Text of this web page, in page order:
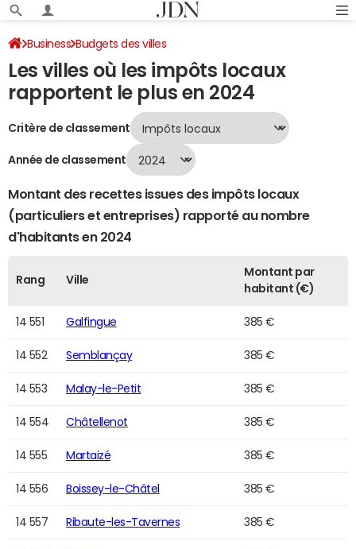
Business Budgets des villes
Classement 2024 des villes par impôts locaux Page 292
Les villes où les impôts locaux
rapportent le plus en 2024
Critère de classement
Année de classement
Montant des recettes issues des impôts locaux
(particuliers et entreprises) rapporté au nombre
d'habitants en 2024
Rang Ville
Montant par
habitant (€)
14 551 Galfingue 385 €
14 552 Semblançay 385 €
14 553 Malay-le-Petit 385 €
14 554 Châtellenot 385 €
14 555 Martaizé 385 €
14 556 Boissey-le-Châtel 385 €
14 557 Ribaute-les-Tavernes 385 €